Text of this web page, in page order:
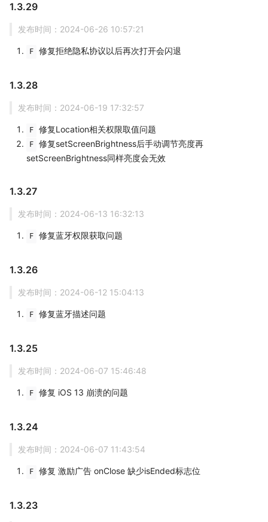
1.3.29
发布时间：2024-06-26 10:57:21
F 修复拒绝隐私协议以后再次打开会闪退
1.3.28
发布时间：2024-06-19 17:32:57
F 修复Location相关权限取值问题
F
修复setScreenBrightness后手动调节亮度再
setScreenBrightness同样亮度会无效
1.3.27
发布时间：2024-06-13 16:32:13
F 修复蓝牙权限获取问题
1.3.26
发布时间：2024-06-12 15:04:13
F 修复蓝牙描述问题
1.3.25
发布时间：2024-06-07 15:46:48
F 修复 iOS 13 崩溃的问题
1.3.24
发布时间：2024-06-07 11:43:54
F 修复 激励广告 onClose 缺少isEnded标志位
1.3.23